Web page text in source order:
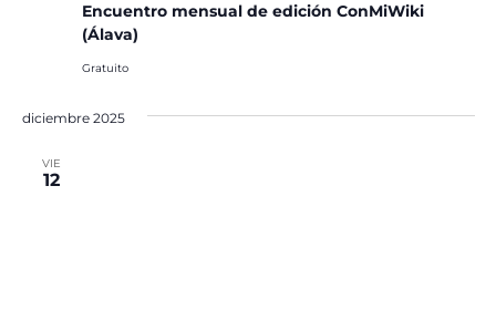
Encuentro mensual de edición ConMiWiki
(Álava)
Gratuito
diciembre 2025
VIE
12